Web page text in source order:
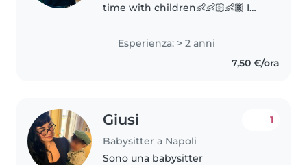
time with children👶👶🏻👶🏾 I
and always create fun, creative,
and educational moments
through games and stories.💛 I
Esperienza: > 2 anni
7,50 €/ora
Giusi
Babysitter a Napoli
1
Sono una babysitter